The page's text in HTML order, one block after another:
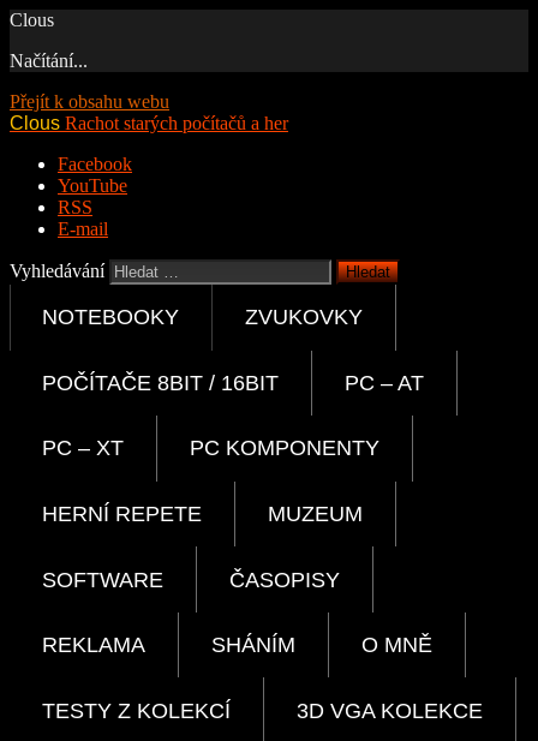
Clous
Načítání...
Přejít k obsahu webu
Clous Rachot starých počítačů a her
Facebook
YouTube
RSS
E-mail
Vyhledávání
NOTEBOOKY ZVUKOVKY
POČÍTAČE 8BIT / 16BIT PC – AT
PC – XT PC KOMPONENTY
HERNÍ REPETE MUZEUM
SOFTWARE ČASOPISY
REKLAMA SHÁNÍM O MNĚ
TESTY Z KOLEKCÍ 3D VGA KOLEKCE